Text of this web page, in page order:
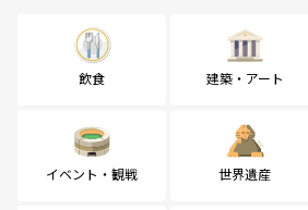
飲食 建築・アート
イベント・観戦 世界遺産